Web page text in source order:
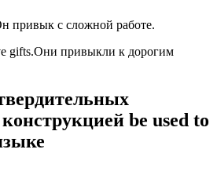
привык с сложной работе.
gifts.Они привыкли к дорогим
be used to